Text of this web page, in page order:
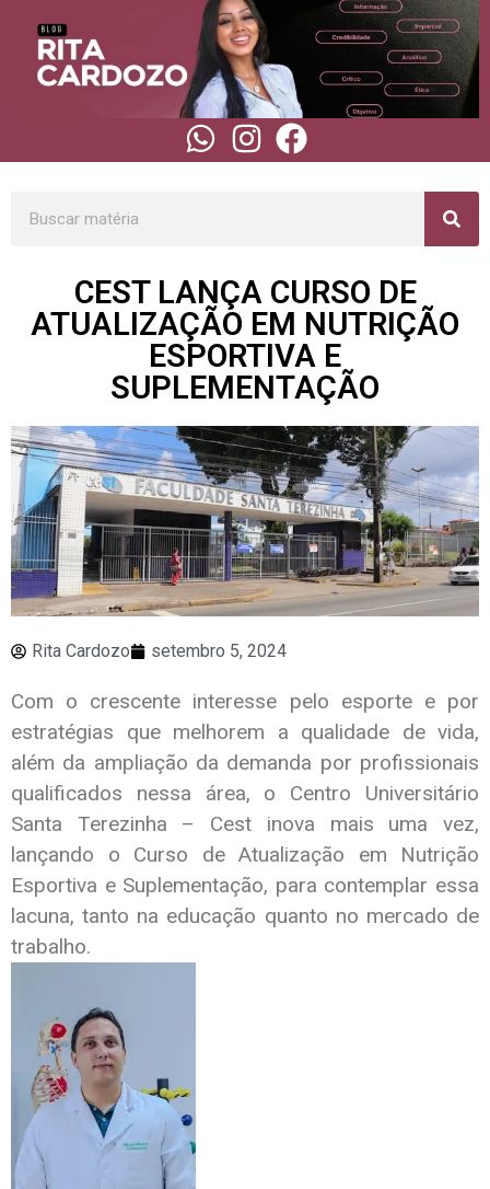
CEST LANÇA CURSO DE
ATUALIZAÇÃO EM NUTRIÇÃO
ESPORTIVA E
SUPLEMENTAÇÃO
Rita Cardozo setembro 5, 2024
Com o crescente interesse pelo esporte e por
estratégias que melhorem a qualidade de vida,
além da ampliação da demanda por profissionais
qualificados nessa área, o Centro Universitário
Santa Terezinha – Cest inova mais uma vez,
lançando o Curso de Atualização em Nutrição
Esportiva e Suplementação, para contemplar essa
lacuna, tanto na educação quanto no mercado de
trabalho.